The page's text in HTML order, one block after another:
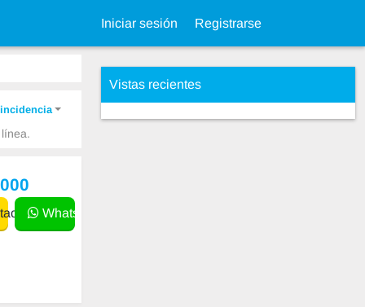
Iniciar sesión Registrarse
WhatsApp
Vistas recientes